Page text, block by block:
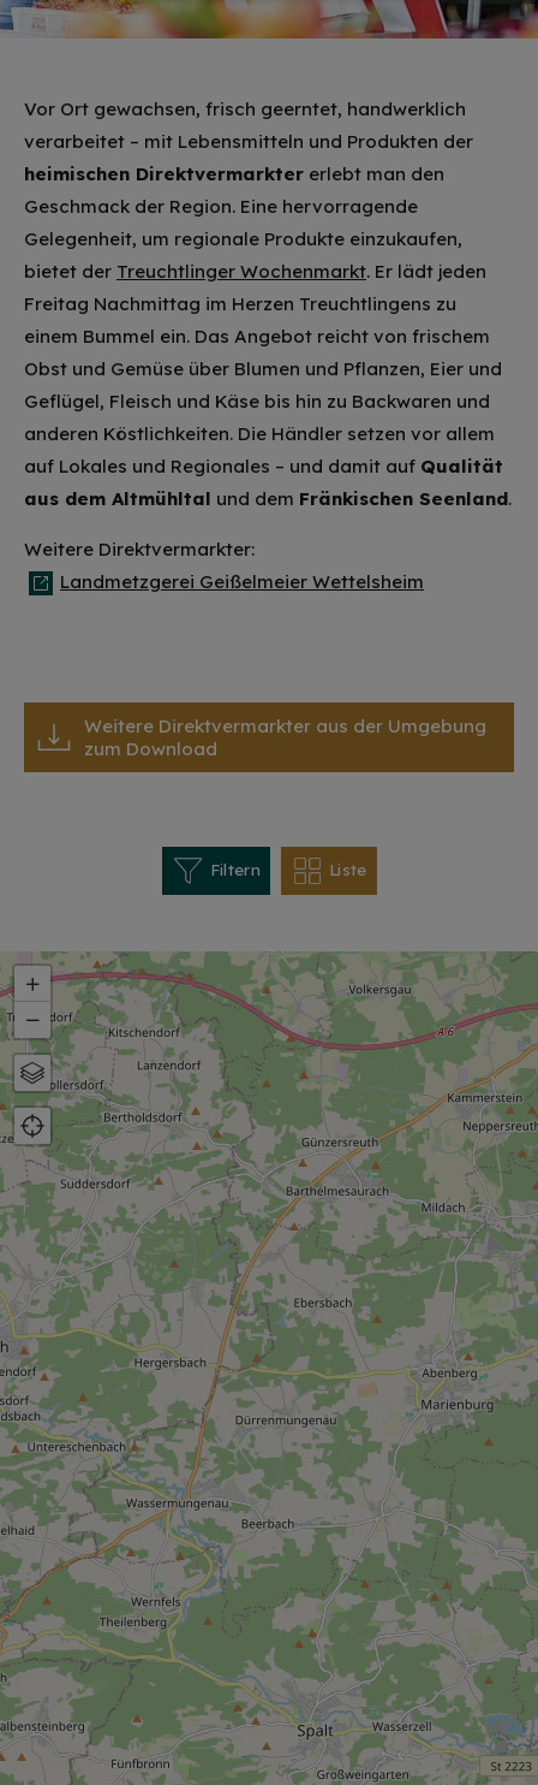
Vor Ort gewachsen, frisch geerntet, handwerklich
verarbeitet – mit Lebensmitteln und Produkten der
heimischen Direktvermarkter erlebt man den
Geschmack der Region. Eine hervorragende
Gelegenheit, um regionale Produkte einzukaufen,
bietet der Treuchtlinger Wochenmarkt. Er lädt jeden
Freitag Nachmittag im Herzen Treuchtlingens zu
einem Bummel ein. Das Angebot reicht von frischem
Obst und Gemüse über Blumen und Pflanzen, Eier und
Geflügel, Fleisch und Käse bis hin zu Backwaren und
anderen Köstlichkeiten. Die Händler setzen vor allem
auf Lokales und Regionales – und damit auf Qualität
aus dem Altmühltal und dem Fränkischen Seenland.
Weitere Direktvermarkter:
Landmetzgerei Geißelmeier Wettelsheim
Weitere Direktvermarkter aus der Umgebung
zum Download
Filtern Liste
+
−
Karte
Luftbild